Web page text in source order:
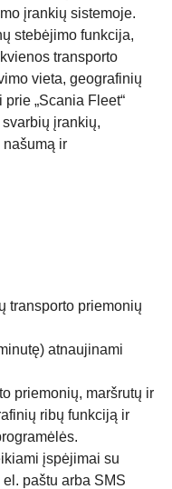
įrankių sistemoje.
stebėjimo funkcija,
transporto
vieta, geografinių
„Scania Fleet“
įrankių,
ir
transporto priemonių
atnaujinami
priemonių, maršrutų ir
ribų funkciją ir
įspėjimai su
paštu arba SMS